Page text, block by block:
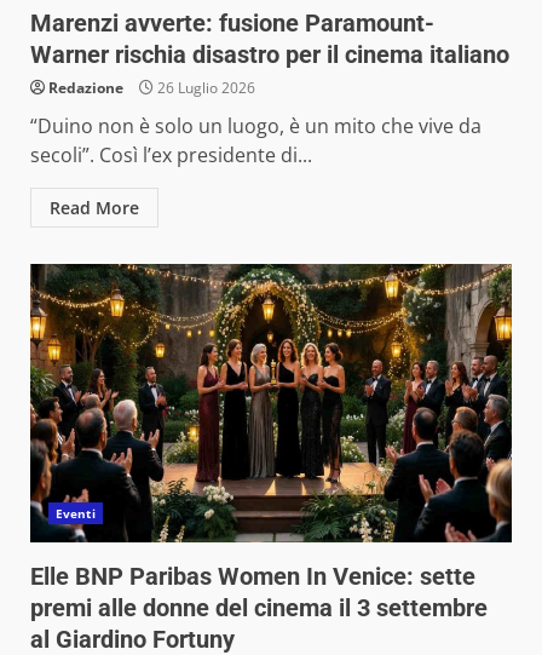
Marenzi avverte: fusione Paramount-
Warner rischia disastro per il cinema italiano
Redazione 26 Luglio 2026
“Duino non è solo un luogo, è un mito che vive da
secoli”. Così l’ex presidente di...
Read More
Eventi
Elle BNP Paribas Women In Venice: sette
premi alle donne del cinema il 3 settembre
al Giardino Fortuny